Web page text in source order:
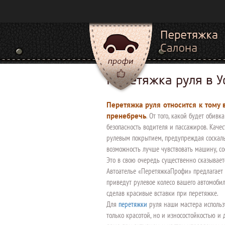
Перетяжка руля в
Перетяжка руля относится к
пренебречь. От того, какой будет
безопасность водителя и пассажиров.
рулевым покрытием, предупреждая
возможность лучше чувствовать машину,
Это в свою очередь существенно
Автоателье «ПеретяжкаПрофи»
приведут рулевое колесо вашего
сделав красивые вставки при перетяжке.
Для перетяжки руля наши мастера
только красотой, но и износостойкостью